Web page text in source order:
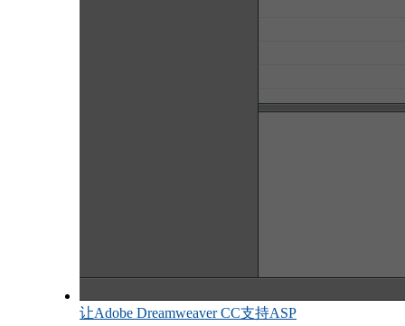
让Adobe Dreamweaver CC支持ASP